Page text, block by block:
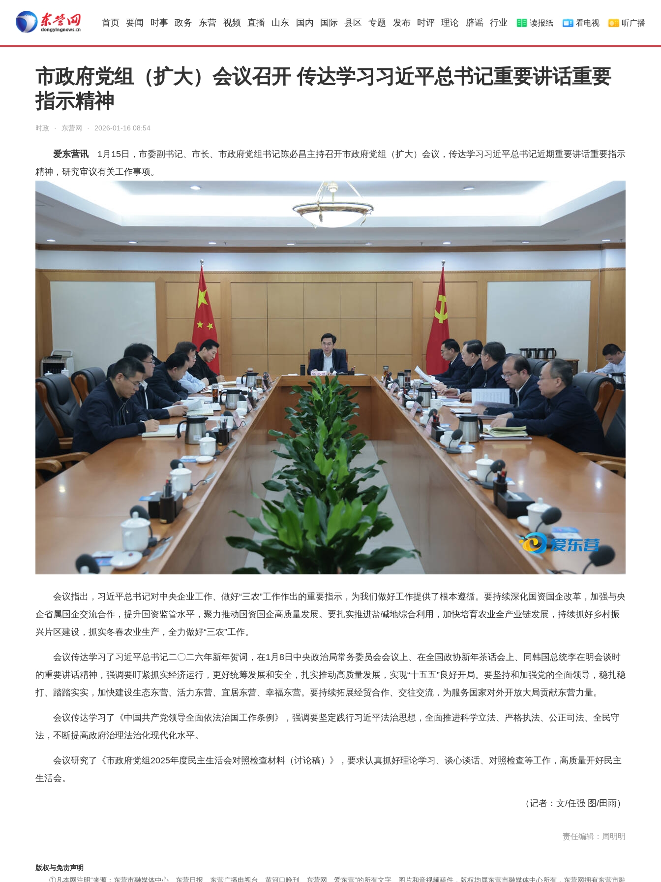
首页 要闻 时事 政务 东营 视频 直播 山东 国内 国际 县区 专题 发布 时评 理论 辟谣 行业 读报纸 看电视 听广播
市政府党组（扩大）会议召开 传达学习习近平总书记重要讲话重要
指示精神
时政 · 东营网 · 2026-01-16 08:54
爱东营讯 1月15日，市委副书记、市长、市政府党组书记陈必昌主持召开市政府党组（扩大）会议，传达学习习近平总书记近期重要讲话重要指示
精神，研究审议有关工作事项。
会议指出，习近平总书记对中央企业工作、做好“三农”工作作出的重要指示，为我们做好工作提供了根本遵循。要持续深化国资国企改革，加强与央
企省属国企交流合作，提升国资监管水平，聚力推动国资国企高质量发展。要扎实推进盐碱地综合利用，加快培育农业全产业链发展，持续抓好乡村振
兴片区建设，抓实冬春农业生产，全力做好“三农”工作。
会议传达学习了习近平总书记二〇二六年新年贺词，在1月8日中央政治局常务委员会会议上、在全国政协新年茶话会上、同韩国总统李在明会谈时
的重要讲话精神，强调要盯紧抓实经济运行，更好统筹发展和安全，扎实推动高质量发展，实现“十五五”良好开局。要坚持和加强党的全面领导，稳扎稳
打、踏踏实实，加快建设生态东营、活力东营、宜居东营、幸福东营。要持续拓展经贸合作、交往交流，为服务国家对外开放大局贡献东营力量。
会议传达学习了《中国共产党领导全面依法治国工作条例》，强调要坚定践行习近平法治思想，全面推进科学立法、严格执法、公正司法、全民守
法，不断提高政府治理法治化现代化水平。
会议研究了《市政府党组2025年度民主生活会对照检查材料（讨论稿）》，要求认真抓好理论学习、谈心谈话、对照检查等工作，高质量开好民主
生活会。
（记者：文/任强 图/田雨）
责任编辑：周明明
版权与免责声明
①凡本网注明“来源：东营市融媒体中心、东营日报、东营广播电视台、黄河口晚刊、东营网、爱东营”的所有文字、图片和音视频稿件，版权均属东营市融媒体中心所有，东营网拥有东营市融